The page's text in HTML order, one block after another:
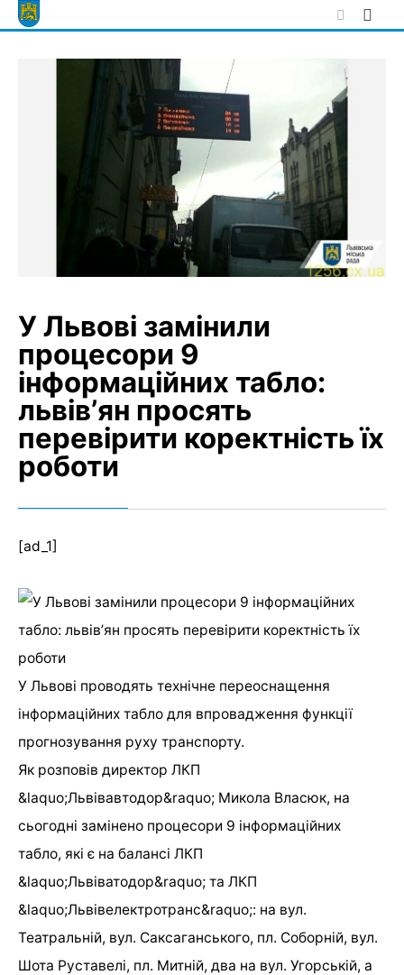
Skip
to
У Львові замінили
процесори 9
інформаційних табло:
львівʼян просять
перевірити коректність їх
роботи
[ad_1]
У Львові проводять технічне переоснащення
інформаційних табло для впровадження функції
прогнозування руху транспорту.
Як розповів директор ЛКП
&laquo;Львівавтодор&raquo; Микола Власюк, на
сьогодні замінено процесори 9 інформаційних
табло, які є на балансі ЛКП
&laquo;Львіватодор&raquo; та ЛКП
&laquo;Львівелектротранс&raquo;: на вул.
Театральній, вул. Саксаганського, пл. Соборній, вул.
Шота Руставелі, пл. Митній, два на вул. Угорській, а